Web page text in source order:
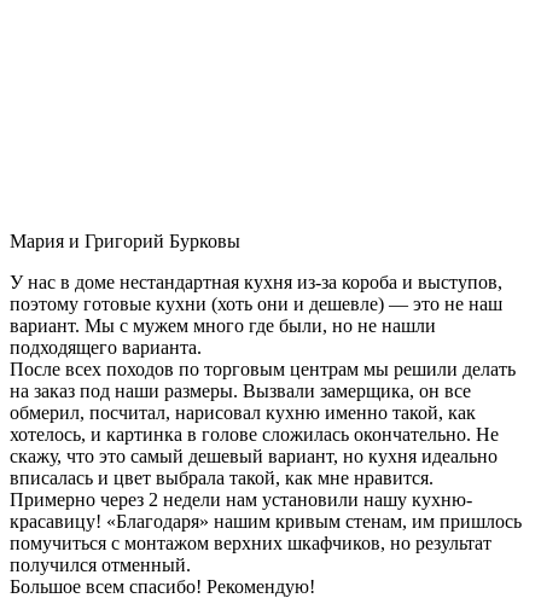
Мария и Григорий Бурковы
У нас в доме нестандартная кухня из-за короба и выступов,
поэтому готовые кухни (хоть они и дешевле) — это не наш
вариант. Мы с мужем много где были, но не нашли
подходящего варианта.
После всех походов по торговым центрам мы решили делать
на заказ под наши размеры. Вызвали замерщика, он все
обмерил, посчитал, нарисовал кухню именно такой, как
хотелось, и картинка в голове сложилась окончательно. Не
скажу, что это самый дешевый вариант, но кухня идеально
вписалась и цвет выбрала такой, как мне нравится.
Примерно через 2 недели нам установили нашу кухню-
красавицу! «Благодаря» нашим кривым стенам, им пришлось
помучиться с монтажом верхних шкафчиков, но результат
получился отменный.
Большое всем спасибо! Рекомендую!